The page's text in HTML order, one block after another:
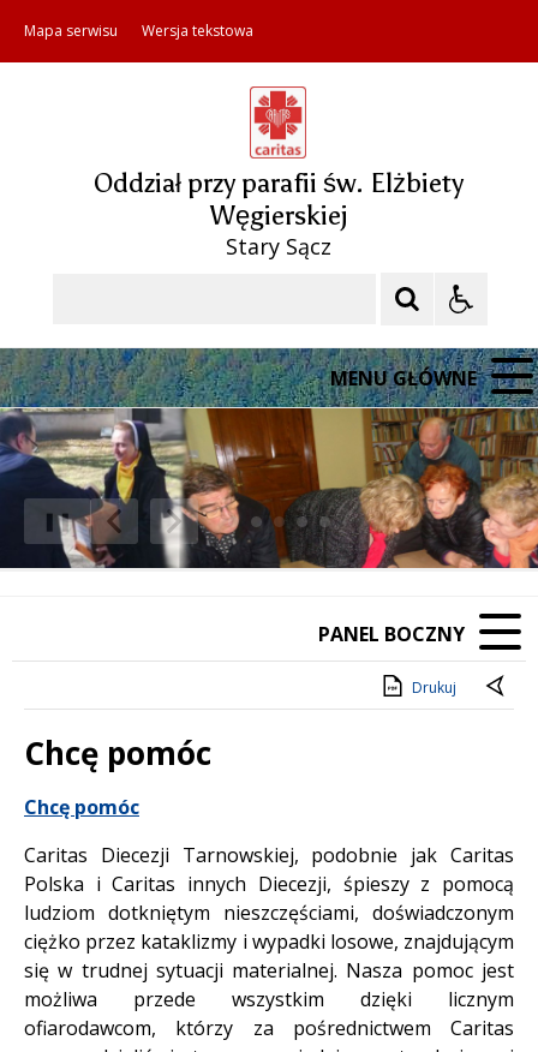
Mapa serwisu Wersja tekstowa
Oddział przy parafii św. Elżbiety
Węgierskiej
Stary Sącz
MENU GŁÓWNE
Poprzedni Element
Następny Element
❚❚
PANEL BOCZNY
Drukuj
Chcę pomóc
Treść
Chcę pomóc
Caritas Diecezji Tarnowskiej, podobnie jak Caritas
Polska i Caritas innych Diecezji, śpieszy z pomocą
ludziom dotkniętym nieszczęściami, doświadczonym
ciężko przez kataklizmy i wypadki losowe, znajdującym
się w trudnej sytuacji materialnej. Nasza pomoc jest
możliwa przede wszystkim dzięki licznym
ofiarodawcom, którzy za pośrednictwem Caritas